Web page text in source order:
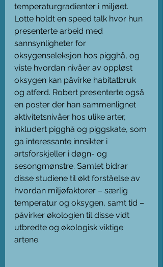
temperaturgradienter i miljøet.
Lotte holdt en speed talk hvor hun
presenterte arbeid med
sannsynligheter for
oksygenseleksjon hos pigghå, og
viste hvordan nivåer av oppløst
oksygen kan påvirke habitatbruk
og atferd. Robert presenterte også
en poster der han sammenlignet
aktivitetsnivåer hos ulike arter,
inkludert pigghå og piggskate, som
ga interessante innsikter i
artsforskjeller i døgn- og
sesongmønstre. Samlet bidrar
disse studiene til økt forståelse av
hvordan miljøfaktorer – særlig
temperatur og oksygen, samt tid –
påvirker økologien til disse vidt
utbredte og økologisk viktige
artene.